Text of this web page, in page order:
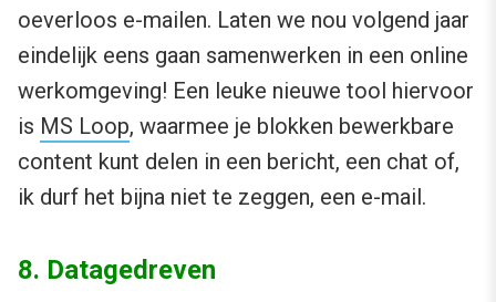
oeverloos e-mailen. Laten we nou volgend jaar
eindelijk eens gaan samenwerken in een online
werkomgeving! Een leuke nieuwe tool hiervoor
is MS Loop, waarmee je blokken bewerkbare
content kunt delen in een bericht, een chat of,
ik durf het bijna niet te zeggen, een e-mail.
8. Datagedreven